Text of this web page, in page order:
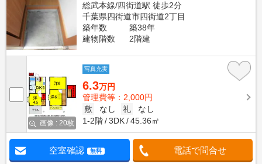
総武本線/四街道駅 徒歩2分
千葉県四街道市四街道2丁目
築年数
築38年
建物階数
2階建
画像 : 20枚
写真充実
6.3万円
管理費等：2,000円
敷
なし 礼
なし
1-2階
3DK 45.36㎡
空室確認 無料 電話で問合せ